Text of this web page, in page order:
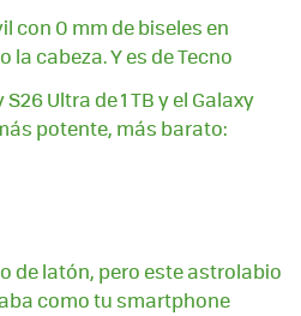
con 0 mm de biseles en
cabeza. Y es de Tecno
Ultra de 1 TB y el Galaxy
potente, más barato:
de latón, pero este astrolabio
como tu smartphone